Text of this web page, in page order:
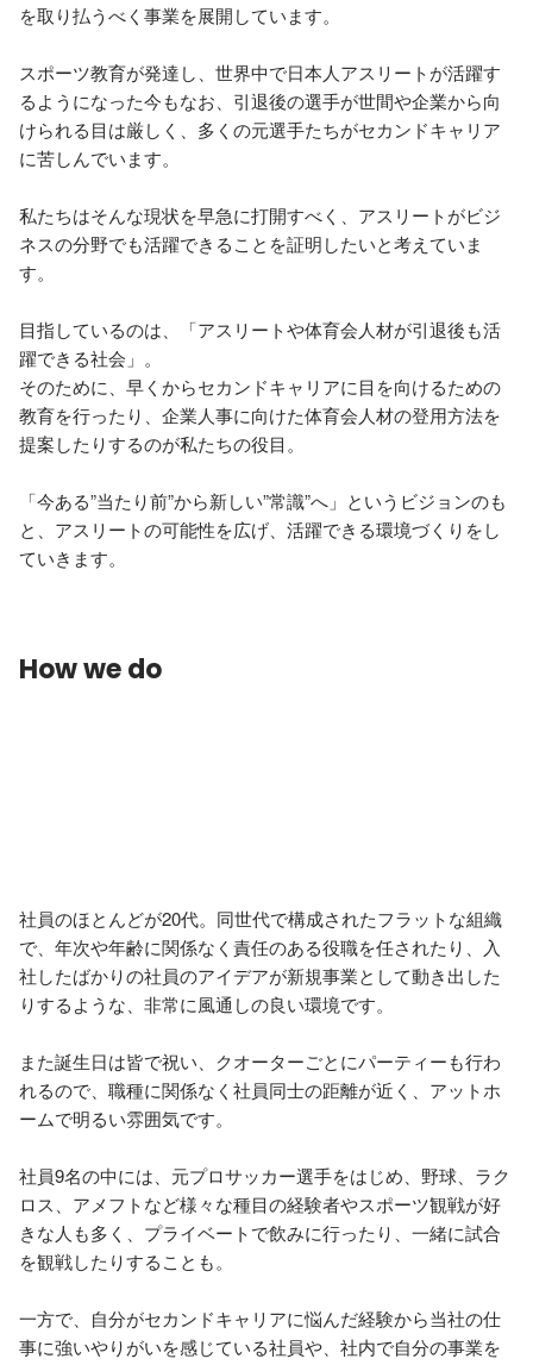
を取り払うべく事業を展開しています。
スポーツ教育が発達し、世界中で日本人アスリートが活躍す
るようになった今もなお、引退後の選手が世間や企業から向
けられる目は厳しく、多くの元選手たちがセカンドキャリア
に苦しんでいます。
私たちはそんな現状を早急に打開すべく、アスリートがビジ
ネスの分野でも活躍できることを証明したいと考えていま
す。
目指しているのは、「アスリートや体育会人材が引退後も活
躍できる社会」。
そのために、早くからセカンドキャリアに目を向けるための
教育を行ったり、企業人事に向けた体育会人材の登用方法を
提案したりするのが私たちの役目。
「今ある”当たり前”から新しい”常識”へ」というビジョンのも
と、アスリートの可能性を広げ、活躍できる環境づくりをし
ていきます。
How we do
社員のほとんどが20代。同世代で構成されたフラットな組織
で、年次や年齢に関係なく責任のある役職を任されたり、入
社したばかりの社員のアイデアが新規事業として動き出した
りするような、非常に風通しの良い環境です。
また誕生日は皆で祝い、クオーターごとにパーティーも行わ
れるので、職種に関係なく社員同士の距離が近く、アットホ
ームで明るい雰囲気です。
社員9名の中には、元プロサッカー選手をはじめ、野球、ラク
ロス、アメフトなど様々な種目の経験者やスポーツ観戦が好
きな人も多く、プライベートで飲みに行ったり、一緒に試合
を観戦したりすることも。
一方で、自分がセカンドキャリアに悩んだ経験から当社の仕
事に強いやりがいを感じている社員や、社内で自分の事業を